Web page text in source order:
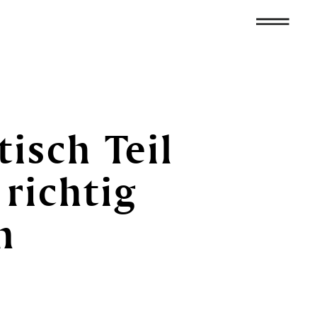
Teil
richtig